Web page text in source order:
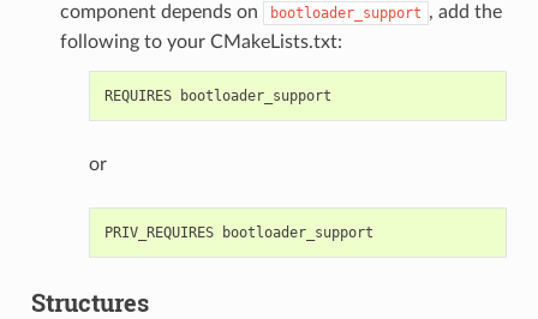
component depends on
bootloader_support , add the
following to your CMakeLists.txt:
or
Structures